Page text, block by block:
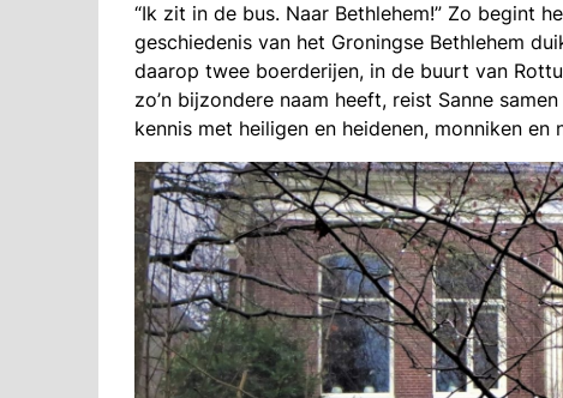
“Ik zit in de bus. Naar Bethlehem!” Zo begint
geschiedenis van het Groningse Bethlehem
daarop twee boerderijen, in de buurt van
zo’n bijzondere naam heeft, reist Sanne
kennis met heiligen en heidenen, monniken en